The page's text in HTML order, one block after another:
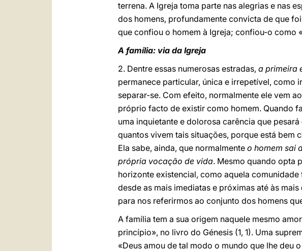
terrena. A Igreja toma parte nas alegrias e nas
dos homens, profundamente convicta de que
que confiou o homem à Igreja; confiou-o como
A família: via da Igreja
2. Dentre essas numerosas estradas, a primeira
permanece particular, única e irrepetível, como
separar-se. Com efeito, normalmente ele vem
próprio facto de existir como homem. Quando
uma inquietante e dolorosa carência que
quantos vivem tais situações, porque está bem
Ela sabe, ainda, que normalmente o homem sai
própria vocação de vida. Mesmo quando opta
horizonte existencial, como aquela
desde as mais imediatas e próximas até às
para nos referirmos ao conjunto dos homens
A família tem a sua origem naquele mesmo
princípio», no livro do Génesis (1, 1). Uma
«Deus amou de tal modo o mundo que lhe deu